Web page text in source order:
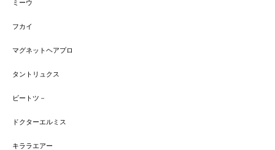
ミーウ
フカイ
マグネットヘアプロ
タントリュクス
ビートツ－
ドクターエルミス
キララエアー